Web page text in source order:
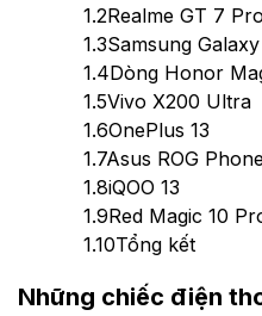
1.2Realme GT 7 Pro
1.3Samsung
1.4Dòng Honor
1.5Vivo X200 Ultra
1.6OnePlus 13
1.7Asus ROG
1.8iQOO 13
1.9Red Magic 10
1.10Tổng kết
Những chiếc điện